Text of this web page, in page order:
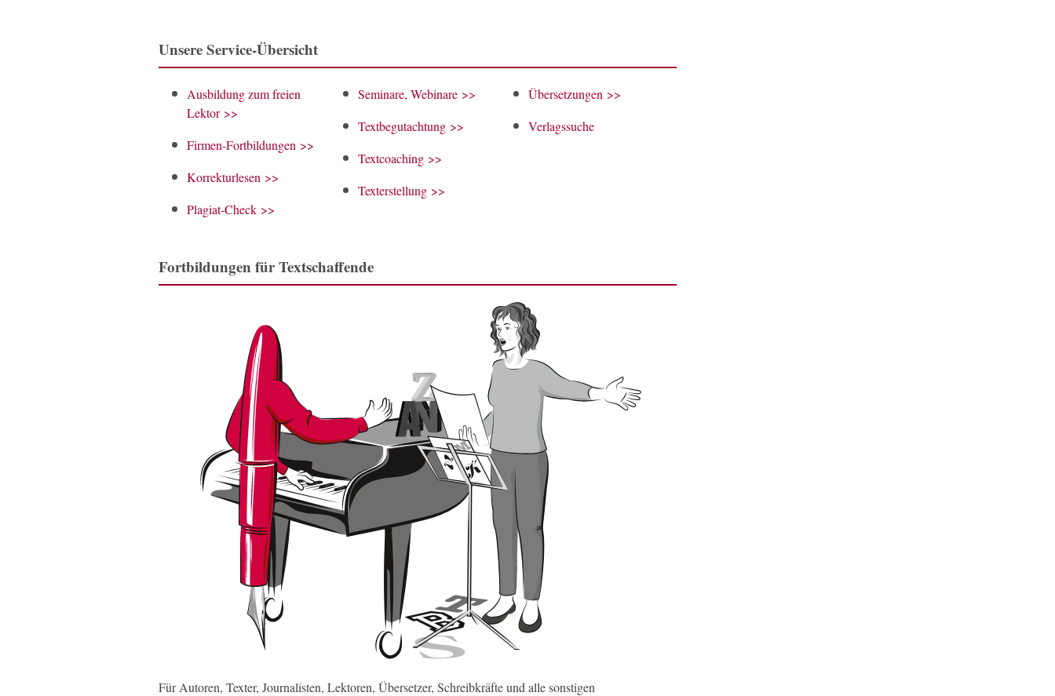
Unsere Service-Übersicht
Ausbildung zum freien
Lektor >>
Firmen-Fortbildungen >>
Kor­rek­tur­le­sen >>
Pla­gi­at-Check >>
Seminare, Webinare >>
Text­begut­ach­tung >>
Text­coa­ching >>
Text­er­stel­lung >>
Über­setz­un­gen >>
Verlagssuche
Fortbildungen für Textschaffende
Für Autoren, Texter, Journalisten, Lektoren, Übersetzer, Schreibkräfte und alle sonstigen